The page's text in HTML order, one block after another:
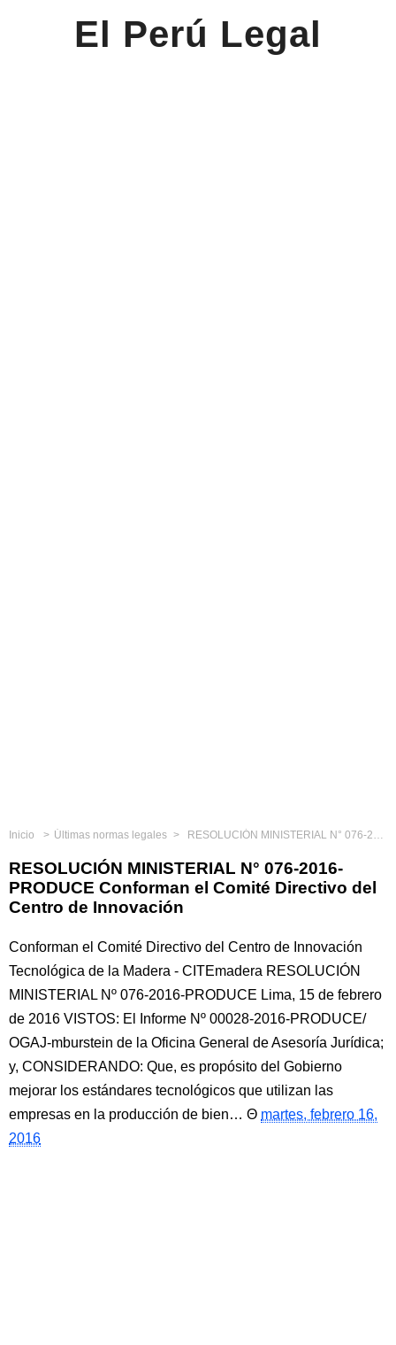
El Perú Legal
Inicio Últimas normas legales RESOLUCIÓN MINISTERIAL N° 076-2016-PRODUCE Conforman el Comité Directivo del Centro de Innovación
RESOLUCIÓN MINISTERIAL N° 076-2016-
PRODUCE Conforman el Comité Directivo del
Centro de Innovación
Conforman el Comité Directivo del Centro de Innovación
Tecnológica de la Madera - CITEmadera RESOLUCIÓN
MINISTERIAL Nº 076-2016-PRODUCE Lima, 15 de febrero
de 2016 VISTOS: El Informe Nº 00028-2016-PRODUCE/
OGAJ-mburstein de la Oficina General de Asesoría Jurídica;
y, CONSIDERANDO: Que, es propósito del Gobierno
mejorar los estándares tecnológicos que utilizan las
empresas en la producción de bien…
martes, febrero 16,
2016